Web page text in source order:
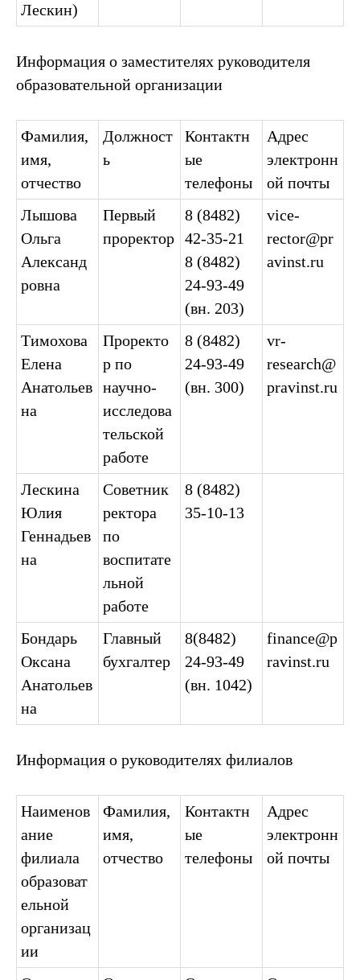
Лескин)
Информация о заместителях руководителя
образовательной организации
Фамилия,
имя,
отчество
Должност
ь
Контактн
ые
телефоны
Адрес
электронн
ой почты
Лышова
Ольга
Александ
ровна
Первый
проректор
8 (8482)
42-35-21
8 (8482)
24-93-49
(вн. 203)
vice-
rector@pr
avinst.ru
Тимохова
Елена
Анатольев
на
Проректо
р по
научно-
исследова
тельской
работе
8 (8482)
24-93-49
(вн. 300)
vr-
research@
pravinst.ru
Лескина
Юлия
Геннадьев
на
Советник
ректора
по
воспитате
льной
работе
8 (8482)
35-10-13
Бондарь
Оксана
Анатольев
на
Главный
бухгалтер
8(8482)
24-93-49
(вн. 1042)
finance@p
ravinst.ru
Информация о руководителях филиалов
Наименов
ание
филиала
образоват
ельной
организац
ии
Фамилия,
имя,
отчество
Контактн
ые
телефоны
Адрес
электронн
ой почты